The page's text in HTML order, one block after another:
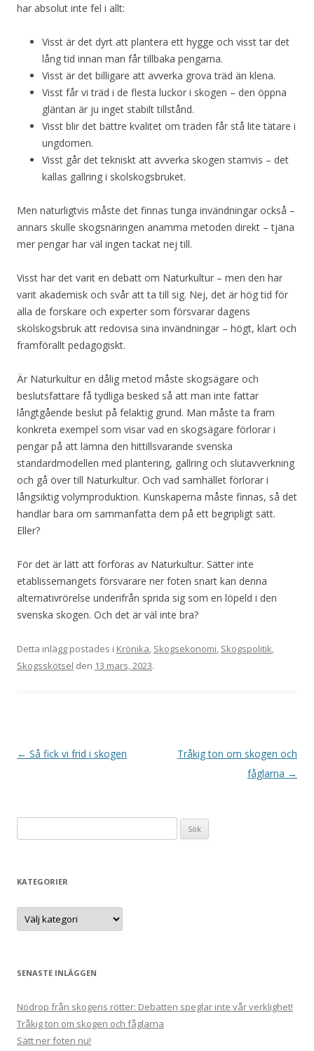
har absolut inte fel i allt:
Visst är det dyrt att plantera ett hygge och visst tar det
lång tid innan man får tillbaka pengarna.
Visst är det billigare att avverka grova träd än klena.
Visst får vi träd i de flesta luckor i skogen – den öppna
gläntan är ju inget stabilt tillstånd.
Visst blir det bättre kvalitet om träden får stå lite tätare i
ungdomen.
Visst går det tekniskt att avverka skogen stamvis – det
kallas gallring i skolskogsbruket.
Men naturligtvis måste det finnas tunga invändningar också –
annars skulle skogsnäringen anamma metoden direkt – tjäna
mer pengar har väl ingen tackat nej till.
Visst har det varit en debatt om Naturkultur – men den har
varit akademisk och svår att ta till sig. Nej, det är hög tid för
alla de forskare och experter som försvarar dagens
skolskogsbruk att redovisa sina invändningar – högt, klart och
framförallt pedagogiskt.
Är Naturkultur en dålig metod måste skogsägare och
beslutsfattare få tydliga besked så att man inte fattar
långtgående beslut på felaktig grund. Man måste ta fram
konkreta exempel som visar vad en skogsägare förlorar i
pengar på att lämna den hittillsvarande svenska
standardmodellen med plantering, gallring och slutavverkning
och gå över till Naturkultur. Och vad samhället förlorar i
långsiktig volymproduktion. Kunskaperna måste finnas, så det
handlar bara om sammanfatta dem på ett begripligt sätt.
Eller?
För det är lätt att förföras av Naturkultur. Sätter inte
etablissemangets försvarare ner foten snart kan denna
alternativrörelse underifrån sprida sig som en löpeld i den
svenska skogen. Och det är väl inte bra?
Detta inlägg postades i Krönika, Skogsekonomi, Skogspolitik,
Skogsskötsel den 13 mars, 2023.
Inläggsnavigering
← Så fick vi frid i skogen
Tråkig ton om skogen och
fåglarna →
ö
e
t
e
KATEGORIER
K
t
r
i
SENASTE INLÄGGEN
Nödrop från skogens rötter: Debatten speglar inte vår verklighet!
Tråkig ton om skogen och fåglarna
Sätt ner foten nu!